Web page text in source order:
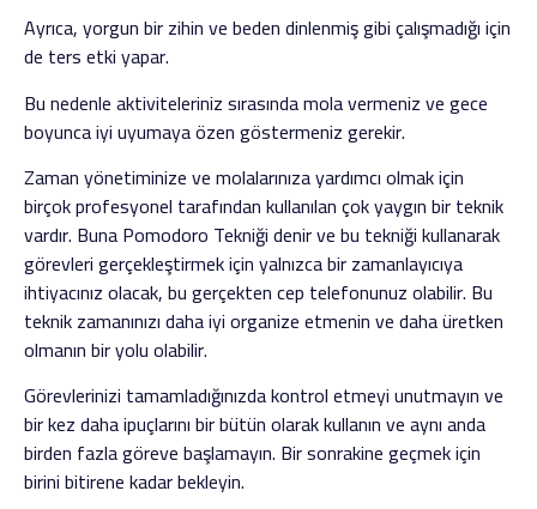
Ayrıca, yorgun bir zihin ve beden dinlenmiş gibi çalışmadığı için
de ters etki yapar.
Bu nedenle aktiviteleriniz sırasında mola vermeniz ve gece
boyunca iyi uyumaya özen göstermeniz gerekir.
Zaman yönetiminize ve molalarınıza yardımcı olmak için
birçok profesyonel tarafından kullanılan çok yaygın bir teknik
vardır. Buna Pomodoro Tekniği denir ve bu tekniği kullanarak
görevleri gerçekleştirmek için yalnızca bir zamanlayıcıya
ihtiyacınız olacak, bu gerçekten cep telefonunuz olabilir. Bu
teknik zamanınızı daha iyi organize etmenin ve daha üretken
olmanın bir yolu olabilir.
Görevlerinizi tamamladığınızda kontrol etmeyi unutmayın ve
bir kez daha ipuçlarını bir bütün olarak kullanın ve aynı anda
birden fazla göreve başlamayın. Bir sonrakine geçmek için
birini bitirene kadar bekleyin.